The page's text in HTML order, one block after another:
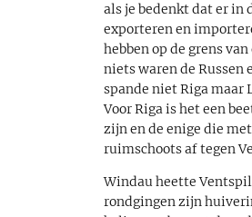
als je bedenkt dat er in
exporteren en
hebben op de grens
niets waren de Russen
spande niet Riga maar
Voor Riga is het een
zijn en de enige die
ruimschoots af tegen
Windau heette
rondgingen zijn